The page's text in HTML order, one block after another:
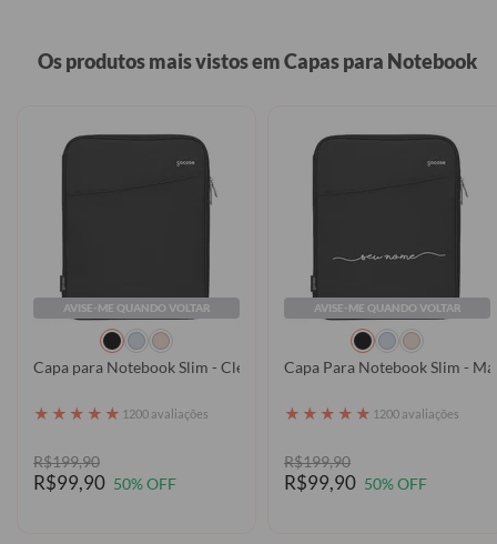
Os produtos mais vistos em Capas para Notebook
AVISE-ME QUANDO VOLTAR
Capa para Notebook Slim - Clear
★ ★ ★ ★ ★ 1200 avaliações
R$199,90
R$99,90 50% OFF
AVISE-ME QUANDO VOLTAR
Capa Para Notebook Slim -
★ ★ ★ ★ ★ 1200 avaliações
R$199,90
R$99,90 50% OFF